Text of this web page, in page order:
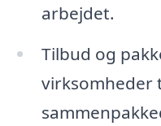
arbejdet.
Tilbud og
virksomheder